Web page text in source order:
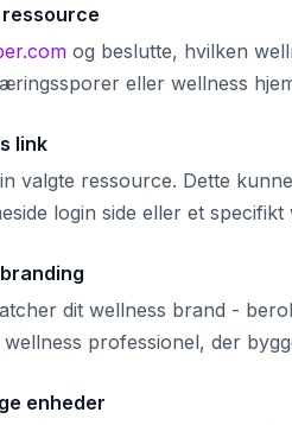
og beslutte, hvilken
eller wellness
link
valgte ressource. Dette
login side eller et
dit wellness brand -
professionel, der
enheder